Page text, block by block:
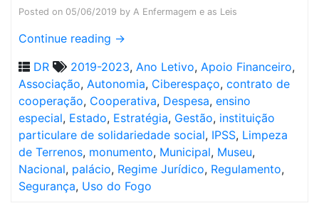
Posted on 05/06/2019 by A Enfermagem e as Leis
Continue reading →
DR
2019-2023, Ano Letivo, Apoio Financeiro,
Associação, Autonomia, Ciberespaço, contrato de
cooperação, Cooperativa, Despesa, ensino
especial, Estado, Estratégia, Gestão, instituição
particulare de solidariedade social, IPSS, Limpeza
de Terrenos, monumento, Municipal, Museu,
Nacional, palácio, Regime Jurídico, Regulamento,
Segurança, Uso do Fogo